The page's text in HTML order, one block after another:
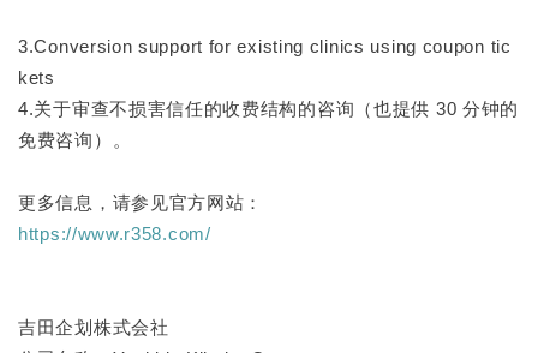
3.Conversion support for existing clinics using coupon tic
kets
4.关于审查不损害信任的收费结构的咨询（也提供 30 分钟的
免费咨询）。
更多信息，请参见官方网站：
https://www.r358.com/
吉田企划株式会社